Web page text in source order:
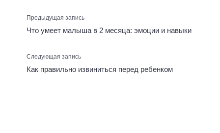
Предыдущая запись
Что умеет малыша в 2 месяца: эмоции и навыки
Следующая запись
Как правильно извиниться перед ребенком